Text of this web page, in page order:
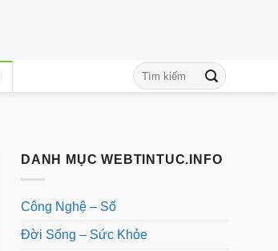
DANH MỤC WEBTINTUC.INFO
Công Nghệ – Số
Đời Sống – Sức Khỏe